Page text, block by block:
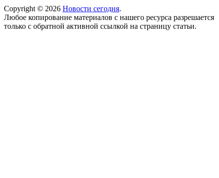
Copyright © 2026 Новости сегодня.
Любое копирование материалов с нашего ресурса разрешается
только с обратной активной ссылкой на страницу статьи.